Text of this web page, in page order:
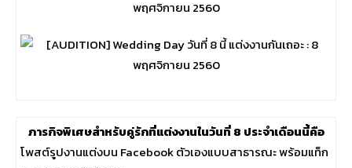
ภารกิจพิเศษสำหรับคู่รักที่แต่งงานในวันที่ 8 ประจำเดือนนี้คือ
โพสต์รูปงานแต่งบน Facebook ตัวเองแบบสาธารณะ พร้อมแท็ก